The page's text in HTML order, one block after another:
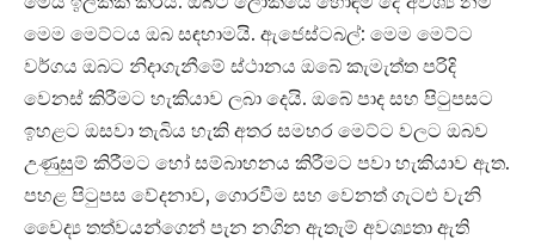
මෙම මෙට්ටය ඔබ සඳහාමයි. ඇජෙස්ටබල්: මෙම මෙට්ට
වර්ගය ඔබට නිදාගැනීමේ ස්ථානය ඔබේ කැමැත්ත පරිදි
වෙනස් කිරීමට හැකියාව ලබා දෙයි. ඔබේ පාද සහ පිටුපසට
ඉහළට ඔසවා තැබිය හැකි අතර සමහර මෙට්ට වලට ඔබව
උණුසුම් කිරීමට හෝ සම්බාහනය කිරීමට පවා හැකියාව ඇත.
පහළ පිටුපස වේදනාව, ගොරවීම සහ වෙනත් ගැටළු වැනි
වෛද්‍ය තත්වයන්ගෙන් පැන නගින ඇතැම් අවශ්‍යතා ඇති